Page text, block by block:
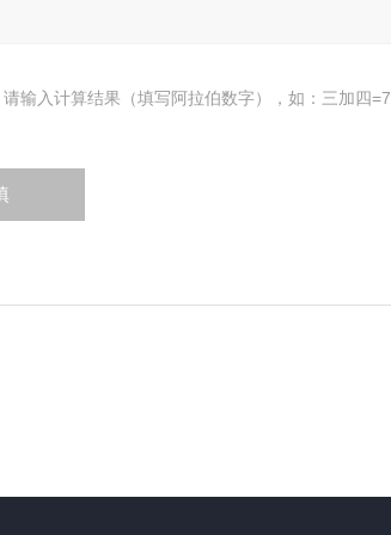
请输入计算结果（填写阿拉伯数字），如：三加四=7